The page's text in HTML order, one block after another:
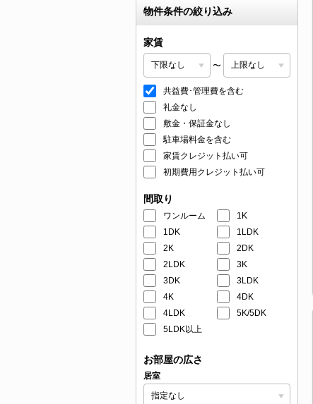
物件条件の絞り込み
家賃
〜
共益費･管理費を含む
礼金なし
敷金・保証金なし
駐車場料金を含む
家賃クレジット払い可
初期費用クレジット払い可
間取り
ワンルーム
1K
1DK
1LDK
2K
2DK
2LDK
3K
3DK
3LDK
4K
4DK
4LDK
5K/5DK
5LDK以上
お部屋の広さ
居室